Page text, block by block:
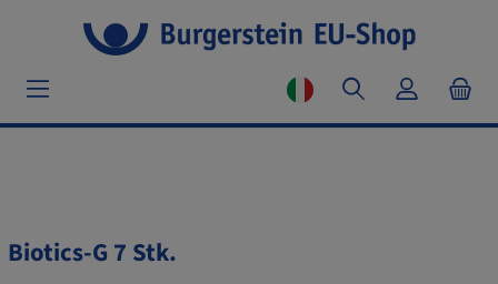
Biotics-G 7 Stk.